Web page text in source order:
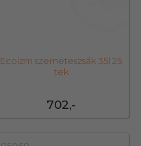
702,-
Ecoizm szemeteszsák 35l 25
tek